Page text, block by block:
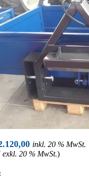
inkl. 20 % MwSt.
exkl. 20 % MwSt.)